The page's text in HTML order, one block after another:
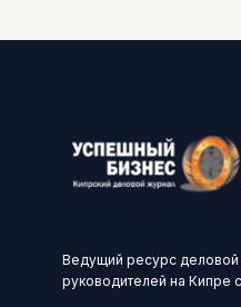
Ведущий ресурс деловой
руководителей на Кипре с